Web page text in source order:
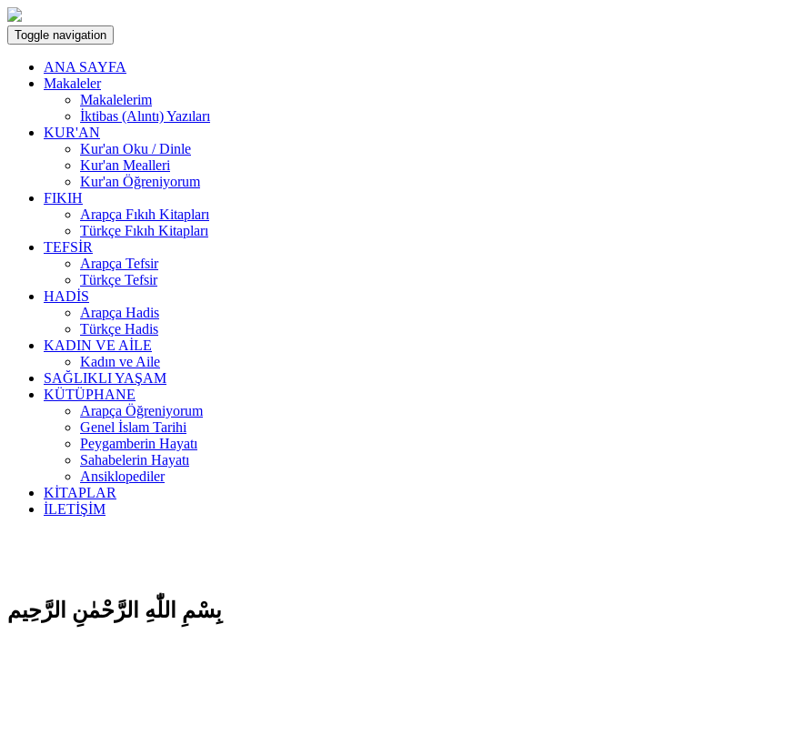
Toggle navigation
ANA SAYFA
Makaleler
Makalelerim
İktibas (Alıntı) Yazıları
KUR'AN
Kur'an Oku / Dinle
Kur'an Mealleri
Kur'an Öğreniyorum
FIKIH
Arapça Fıkıh Kitapları
Türkçe Fıkıh Kitapları
TEFSİR
Arapça Tefsir
Türkçe Tefsir
HADİS
Arapça Hadis
Türkçe Hadis
KADIN VE AİLE
Kadın ve Aile
SAĞLIKLI YAŞAM
KÜTÜPHANE
Arapça Öğreniyorum
Genel İslam Tarihi
Peygamberin Hayatı
Sahabelerin Hayatı
Ansiklopediler
KİTAPLAR
İLETİŞİM
بِسْمِ اللّٰهِ الرَّحْمٰنِ الرَّحِيم